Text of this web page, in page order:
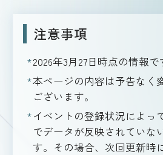
注意事項
2026年3月27日時点の情報で
本ページの内容は予告なく
ございます。
イベントの登録状況によっ
でデータが反映されていな
す。その場合、次回更新時